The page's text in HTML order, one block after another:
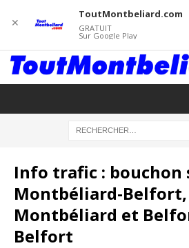
Info trafic : bouchon
Montbéliard-
Montbéliard et
Belfort
✕
ToutMontbeliard.com
GRATUIT
Sur Google Play